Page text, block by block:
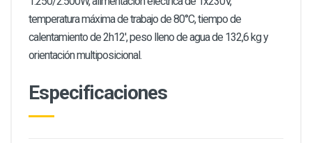
temperatura máxima de trabajo de 80°C, tiempo de
calentamiento de 2h12', peso lleno de agua de 132,6 kg y
orientación multiposicional.
Especificaciones